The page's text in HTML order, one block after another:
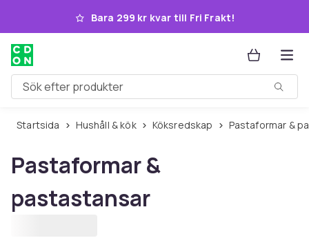
Hoppa till huvudinnehållet
Bara 299 kr kvar till Fri Frakt!
Sök efter produkter
Startsida Hushåll & kök Köksredskap Pastaformar &
Pastaformar &
pastastansar